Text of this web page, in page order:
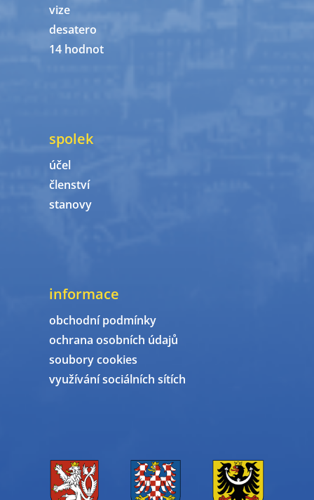
vize
desatero
14 hodnot
spolek
účel
členství
stanovy
informace
obchodní podmínky
ochrana osobních údajů
soubory cookies
využívání sociálních sítích